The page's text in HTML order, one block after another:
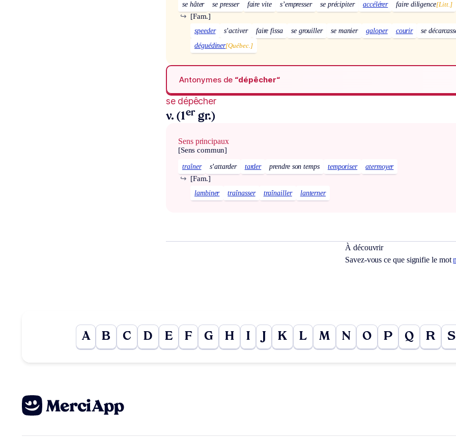
se hâter se presser faire vite s’empresser se précipiter accélérer faire diligence[Litt.]
[Fam.]
↪
speeder s’activer faire fissa se grouiller se manier galoper courir se
déguédiner[Québec.]
Antonymes de “dépêcher“
se dépêcher
v. (1er gr.)
Sens principaux
[Sens commun]
traîner s’attarder tarder prendre son temps temporiser atermoyer
[Fam.]
↪
lambiner traînasser traînailler lanterner
À découvrir
Savez-vous ce que signifie le mot
A B C D E F G H I J K L M N O P Q R S